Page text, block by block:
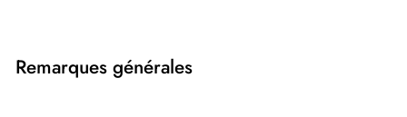
Remarques générales